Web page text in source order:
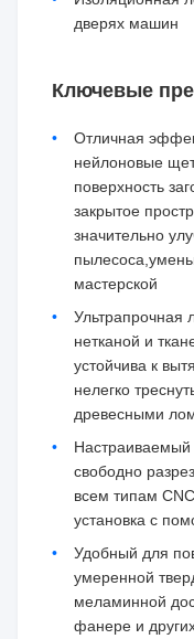
дверях машин
Ключевые
Отличная
нейлоновые
поверхность
закрытое
значительно
мастерской
Ультрапрочная
нетканой и
устойчива к
нелегко
древесными
Настраиваемый
свободно
всем типам
установка с
Удобный для
умеренной
меламинной
фанере и